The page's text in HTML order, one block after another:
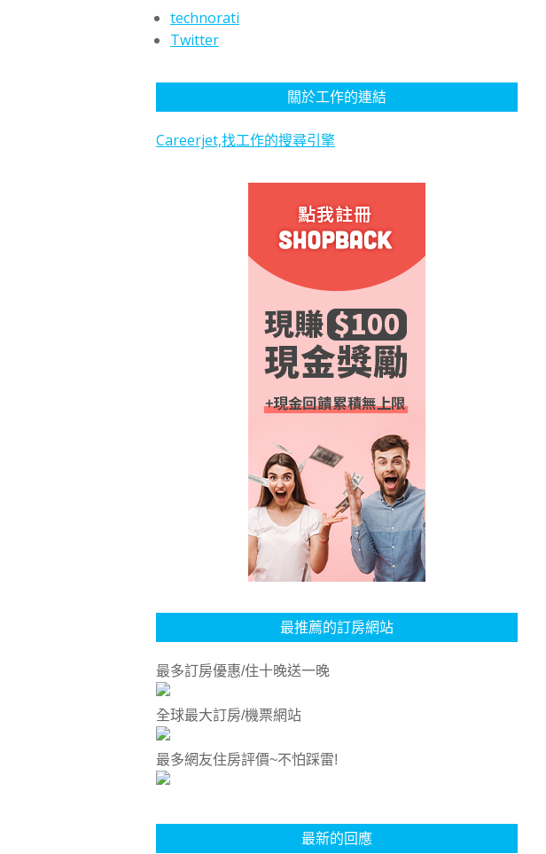
technorati
Twitter
關於工作的連結
Careerjet,找工作的搜尋引擎
最推薦的訂房網站
最多訂房優惠/住十晚送一晚
全球最大訂房/機票網站
最多網友住房評價~不怕踩雷!
最新的回應